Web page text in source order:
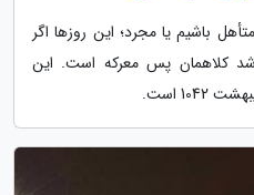
باشیم یا مجرد؛ این روزها اگر
کلاهمان پس معرکه است. این
است.